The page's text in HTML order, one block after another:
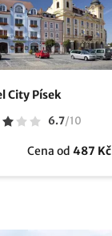
City Písek
6.7/10
Cena od487 Kč